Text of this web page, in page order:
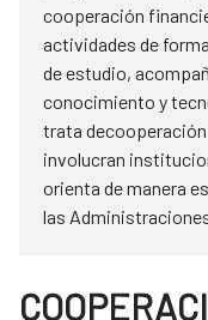
cooperación
actividades de
de estudio,
conocimiento y
trata
involucran
orienta de manera
las